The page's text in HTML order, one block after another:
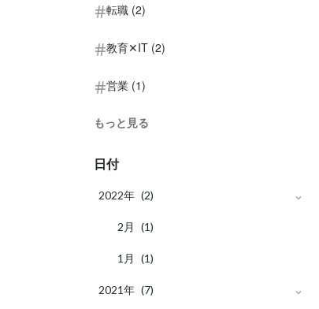
転職 (2)
教育✕IT (2)
営業 (1)
もっと見る
日付
2022年 (2)
2 月 (1)
1 月 (1)
2021年 (7)